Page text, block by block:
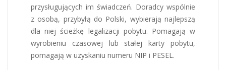
przysługujących im świadczeń. Doradcy wspólnie
z osobą, przybyłą do Polski, wybierają najlepszą
dla niej ścieżkę legalizacji pobytu. Pomagają w
wyrobieniu czasowej lub stałej karty pobytu,
pomagają w uzyskaniu numeru NIP i PESEL.